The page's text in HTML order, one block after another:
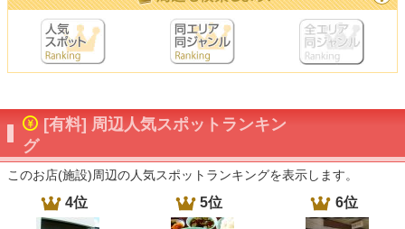
[有料] 周辺人気スポットランキン
グ
このお店(施設)周辺の人気スポットランキングを表示します。
4位 5位 6位